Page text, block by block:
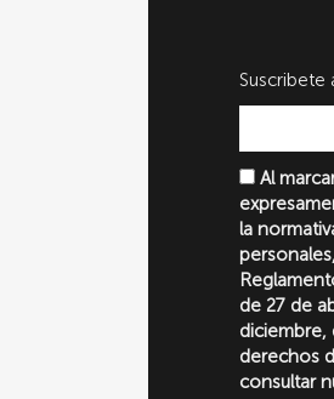
Suscribete
Al
la
de 27 de
diciembre,
derechos
consultar